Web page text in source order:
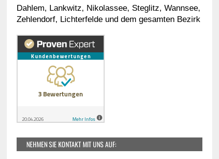
Dahlem, Lankwitz, Nikolassee, Steglitz, Wannsee,
Zehlendorf, Lichterfelde und dem gesamten Bezirk
NEHMEN SIE KONTAKT MIT UNS AUF: